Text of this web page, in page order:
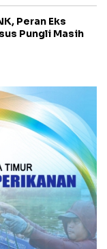
Peran Eks
Pungli Masih